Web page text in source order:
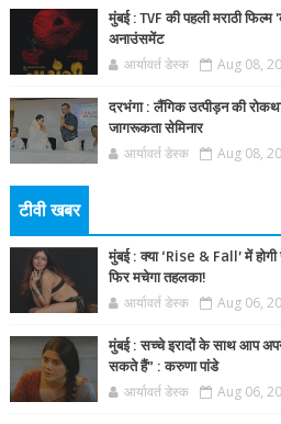
मुंबई : TVF की पहली मराठी फिल्म
अनाउंसमेंट
आर्यावर्त डेस्क Aug 08,
दरभंगा : लैंगिक उत्पीड़न की
जागरूकता सेमिनार
आर्यावर्त डेस्क Aug 08,
टीवी खबर
मुंबई : क्या ‘Rise & Fall’ में
फिर मचेगा तहलका!
आर्यावर्त डेस्क Aug 06,
मुंबई : सच्चे इरादों के साथ आप
सकते हैं” : करुणा पांडे
आर्यावर्त डेस्क Aug 06,